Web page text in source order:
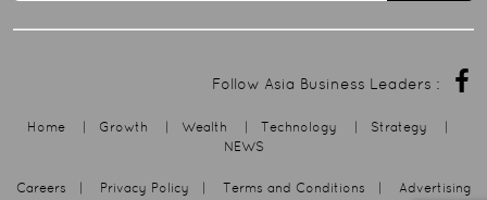
Follow Asia Business Leaders :
Home Growth Wealth Technology Strategy
NEWS
Careers Privacy Policy Terms and Conditions Advertising